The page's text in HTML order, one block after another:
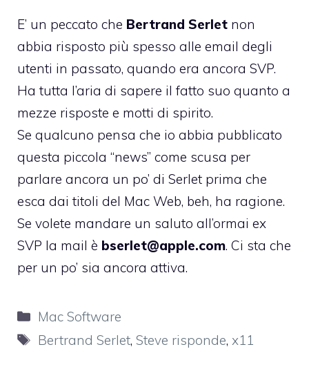
E’ un peccato che Bertrand Serlet non
abbia risposto più spesso alle email degli
utenti in passato, quando era ancora SVP.
Ha tutta l’aria di sapere il fatto suo quanto a
mezze risposte e motti di spirito.
Se qualcuno pensa che io abbia pubblicato
questa piccola “news” come scusa per
parlare ancora un po’ di Serlet prima che
esca dai titoli del Mac Web, beh, ha ragione.
Se volete mandare un saluto all’ormai ex
SVP la mail è bserlet@apple.com. Ci sta che
per un po’ sia ancora attiva.
Categorie
Mac Software
Tag
Bertrand Serlet,Steve risponde,x11